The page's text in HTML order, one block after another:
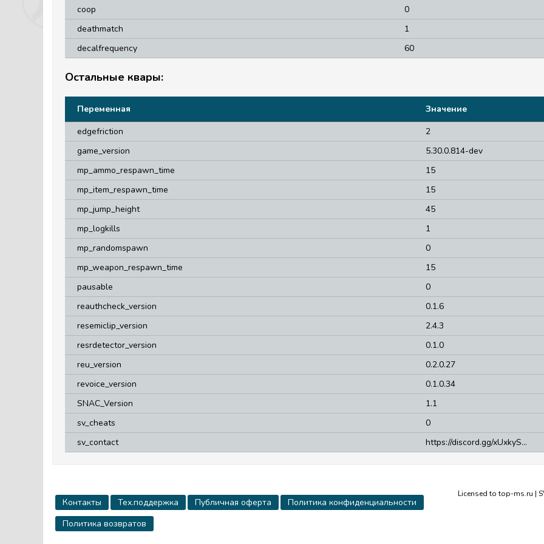
coop
0
deathmatch
1
decalfrequency
60
Остальные квары:
Переменная
Значение
edgefriction
2
game_version
5.30.0.814-dev
mp_ammo_respawn_time
15
mp_item_respawn_time
15
mp_jump_height
45
mp_logkills
1
mp_randomspawn
0
mp_weapon_respawn_time
15
pausable
0
reauthcheck_version
0.1.6
resemiclip_version
2.4.3
resrdetector_version
0.1.0
reu_version
0.2.0.27
revoice_version
0.1.0.34
SNAC_Version
1.1
sv_cheats
0
sv_contact
https://discord.gg/xUxkyS...
Licensed to top-ms.ru |
Контакты Тех.поддержка Публичная оферта
Политика конфиденциальности
Политика возвратов